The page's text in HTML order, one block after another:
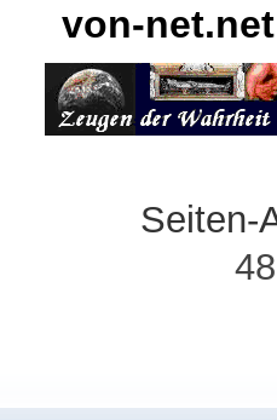
von-net.net
Seiten-